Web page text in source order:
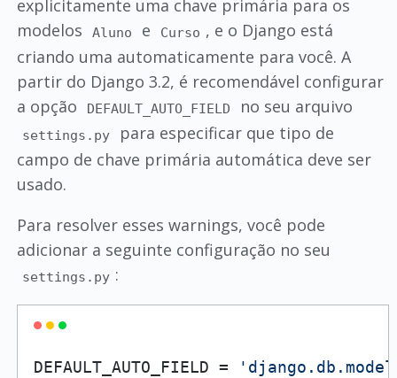
explicitamente uma chave primária para os
modelos
Aluno e Curso , e o Django está
criando uma automaticamente para você. A
partir do Django 3.2, é recomendável configurar
a opção
DEFAULT_AUTO_FIELD no seu arquivo
settings.py
para especificar que tipo de
campo de chave primária automática deve ser
usado.
Para resolver esses warnings, você pode
adicionar a seguinte configuração no seu
settings.py :
DEFAULT_AUTO_FIELD =